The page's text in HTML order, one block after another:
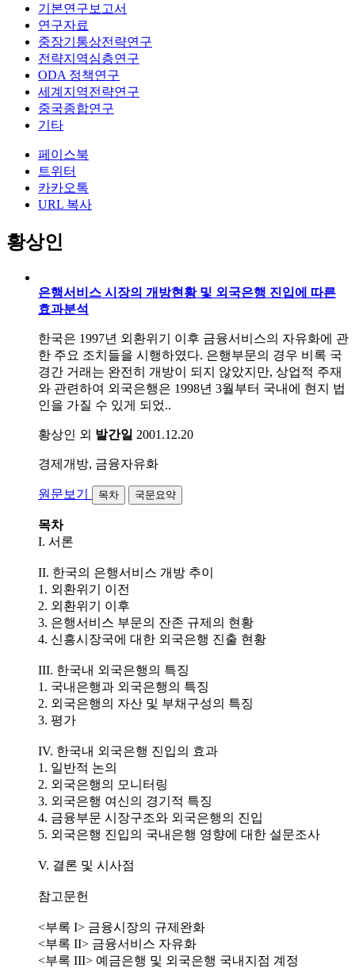
기본연구보고서
연구자료
중장기통상전략연구
전략지역심층연구
ODA 정책연구
세계지역전략연구
중국종합연구
기타
페이스북
트위터
카카오톡
URL 복사
황상인
은행서비스 시장의 개방현황 및 외국은행 진입에 따른
효과분석
한국은 1997년 외환위기 이후 금융서비스의 자유화에 관
한 주요 조치들을 시행하였다. 은행부문의 경우 비록 국
경간 거래는 완전히 개방이 되지 않았지만, 상업적 주재
와 관련하여 외국은행은 1998년 3월부터 국내에 현지 법
인을 가질 수 있게 되었..
황상인 외 발간일 2001.12.20
경제개방, 금융자유화
원문보기 목차 국문요약
목차
I. 서론
II. 한국의 은행서비스 개방 추이
1. 외환위기 이전
2. 외환위기 이후
3. 은행서비스 부문의 잔존 규제의 현황
4. 신흥시장국에 대한 외국은행 진출 현황
III. 한국내 외국은행의 특징
1. 국내은행과 외국은행의 특징
2. 외국은행의 자산 및 부채구성의 특징
3. 평가
IV. 한국내 외국은행 진입의 효과
1. 일반적 논의
2. 외국은행의 모니터링
3. 외국은행 여신의 경기적 특징
4. 금융부문 시장구조와 외국은행의 진입
5. 외국은행 진입의 국내은행 영향에 대한 설문조사
V. 결론 및 시사점
참고문헌
<부록 I> 금융시장의 규제완화
<부록 II> 금융서비스 자유화
<부록 III> 예금은행 및 외국은행 국내지점 계정